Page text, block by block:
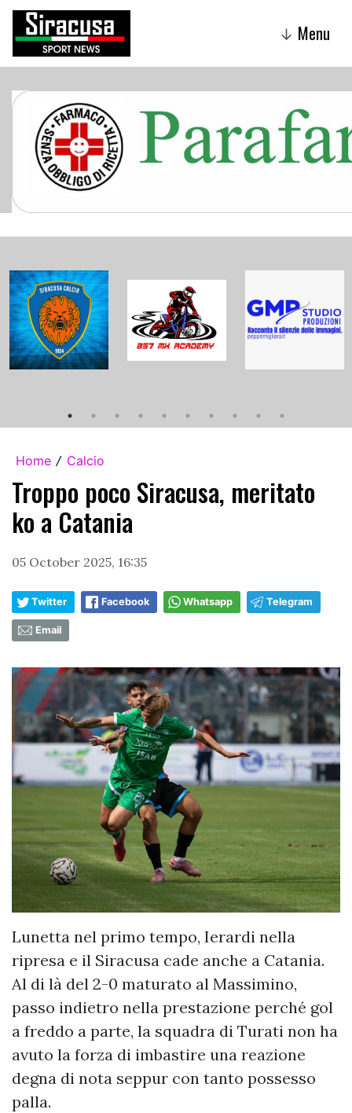
↓ Menu
Home / Calcio
Troppo poco Siracusa, meritato
ko a Catania
05 October 2025, 16:35
Twitter Facebook Whatsapp Telegram
Email
Lunetta nel primo tempo, Ierardi nella
ripresa e il Siracusa cade anche a Catania.
Al di là del 2-0 maturato al Massimino,
passo indietro nella prestazione perché gol
a freddo a parte, la squadra di Turati non ha
avuto la forza di imbastire una reazione
degna di nota seppur con tanto possesso
palla.